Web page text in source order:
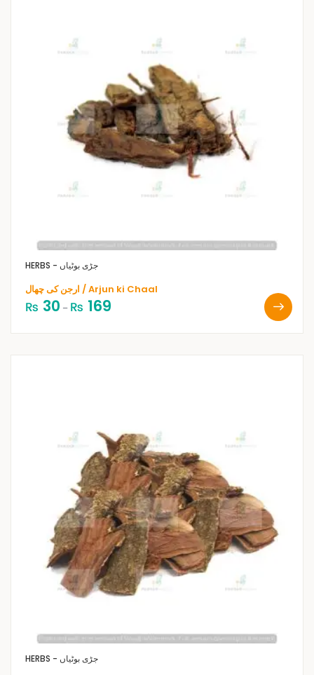
HERBS - جڑی بوٹیاں
ارجن کی چھال / Arjun ki Chaal
₨ 30 – ₨ 169
HERBS - جڑی بوٹیاں